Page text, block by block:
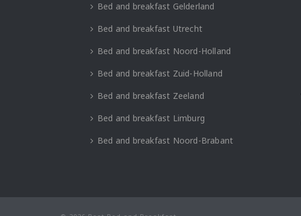
Bed and breakfast Gelderland
Bed and breakfast Utrecht
Bed and breakfast Noord-Holland
Bed and breakfast Zuid-Holland
Bed and breakfast Zeeland
Bed and breakfast Limburg
Bed and breakfast Noord-Brabant